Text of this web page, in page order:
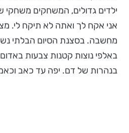
ילדים גדולים, המשחקים משחקי
אני אקח לך ואתה לא תיקח לי.
מחשבה. בסצנת הסיום הבלתי
באלפי נוצות קטנות צבעות
בנהרות של דם. יפה עד כאב